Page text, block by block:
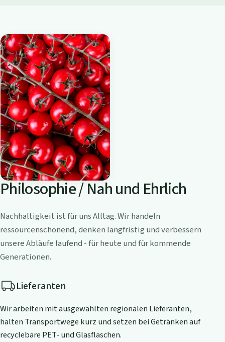
Philosophie / Nah und Ehrlich
Nachhaltigkeit ist für uns Alltag. Wir handeln
ressourcenschonend, denken langfristig und verbessern
unsere Abläufe laufend - für heute und für kommende
Generationen.
Lieferanten
Wir arbeiten mit ausgewählten regionalen Lieferanten,
halten Transportwege kurz und setzen bei Getränken auf
recyclebare PET- und Glasflaschen.